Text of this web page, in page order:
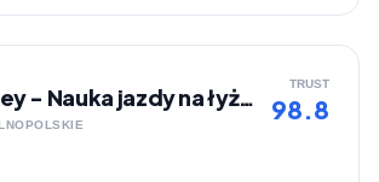
Walley - Nauka jazdy na łyżwach TRUST
98.8